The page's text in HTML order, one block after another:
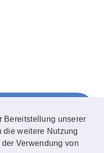
Bereitstellung unserer
die weitere Nutzung
Verwendung von